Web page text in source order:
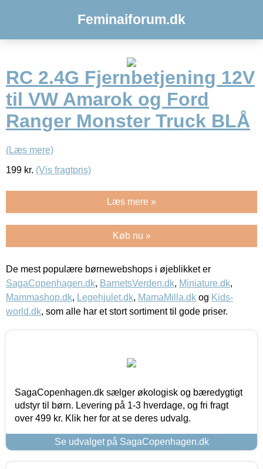
Feminaiforum.dk
RC 2.4G Fjernbetjening 12V
til VW Amarok og Ford
Ranger Monster Truck BLÅ
(Læs mere)
199 kr. (Vis fragtpris)
Læs mere »
Køb nu »
De mest populære børnewebshops i øjeblikket er
SagaCopenhagen.dk, BarnetsVerden.dk, Miniature.dk,
Mammashop.dk, Legehjulet.dk, MamaMilla.dk og Kids-
world.dk, som alle har et stort sortiment til gode priser.
SagaCopenhagen.dk sælger økologisk og bæredygtigt
udstyr til børn. Levering på 1-3 hverdage, og fri fragt
over 499 kr. Klik her for at se deres udvalg.
Se udvalget på SagaCopenhagen.dk